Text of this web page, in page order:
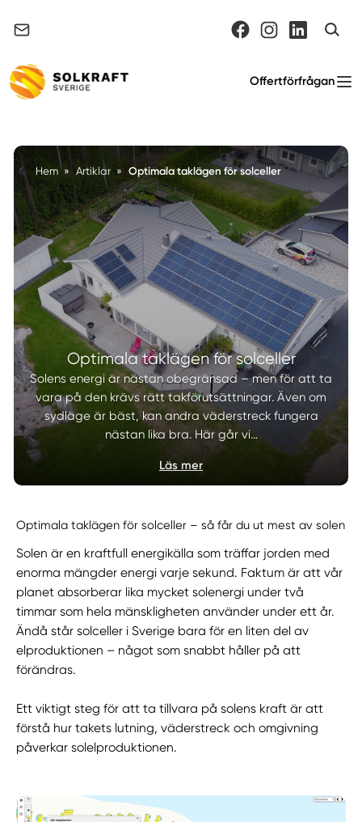
Offertförfrågan
Hem » Artiklar » Optimala taklägen för solceller
Optimala taklägen för solceller
Solens energi är nästan obegränsad – men för att ta
vara på den krävs rätt takförutsättningar. Även om
sydläge är bäst, kan andra väderstreck fungera
nästan lika bra. Här går vi…
Läs mer
Optimala taklägen för solceller – så får du ut mest av solen
Solen är en kraftfull energikälla som träffar jorden med
enorma mängder energi varje sekund. Faktum är att vår
planet absorberar lika mycket solenergi under två
timmar som hela mänskligheten använder under ett år.
Ändå står solceller i Sverige bara för en liten del av
elproduktionen – något som snabbt håller på att
förändras.
Ett viktigt steg för att ta tillvara på solens kraft är att
förstå hur takets lutning, väderstreck och omgivning
påverkar solelproduktionen.